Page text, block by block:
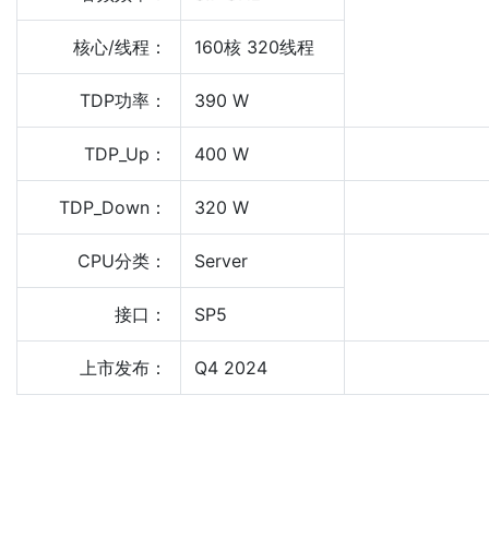
核心/线程： 160核 320线程
TDP功率： 390 W
TDP_Up： 400 W
TDP_Down： 320 W
CPU分类： Server
接口： SP5
上市发布： Q4 2024